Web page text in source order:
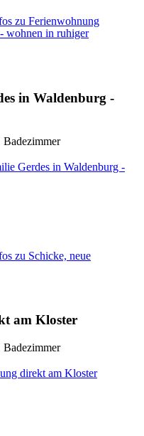
zu Ferienwohnung
wohnen in ruhiger
in Waldenburg -
Badezimmer
Gerdes in Waldenburg -
zu Schicke, neue
am Kloster
Badezimmer
direkt am Kloster